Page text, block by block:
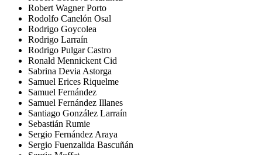
Robert Wagner Porto
Rodolfo Canelón Osal
Rodrigo Goycolea
Rodrigo Larraín
Rodrigo Pulgar Castro
Ronald Mennickent Cid
Sabrina Devia Astorga
Samuel Erices Riquelme
Samuel Fernández
Samuel Fernández Illanes
Santiago González Larraín
Sebastián Rumie
Sergio Fernández Araya
Sergio Fuenzalida Bascuñán